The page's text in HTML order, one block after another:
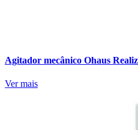
Agitador mecânico Ohaus
Ver mais